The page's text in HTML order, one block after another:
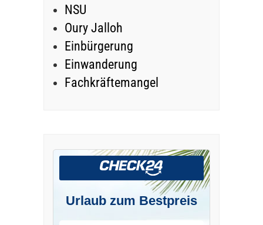
NSU
Oury Jalloh
Einbürgerung
Einwanderung
Fachkräftemangel
Urlaub zum Bestpreis